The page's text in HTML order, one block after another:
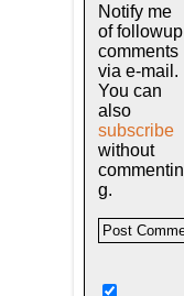
Notify me
of followup
comments
via e-mail.
You can
also
subscribe
without
commentin
g.